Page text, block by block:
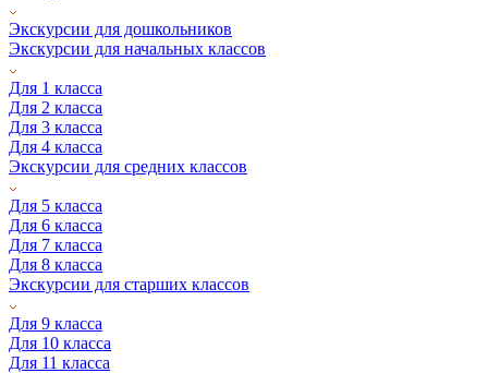
Экскурсии для дошкольников
Экскурсии для начальных классов
Для 1 класса
Для 2 класса
Для 3 класса
Для 4 класса
Экскурсии для средних классов
Для 5 класса
Для 6 класса
Для 7 класса
Для 8 класса
Экскурсии для старших классов
Для 9 класса
Для 10 класса
Для 11 класса